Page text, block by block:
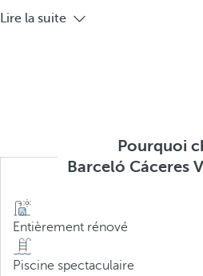
Lire la suite
Pourquoi
Barceló Cáceres
Entièrement rénové
Piscine spectaculaire